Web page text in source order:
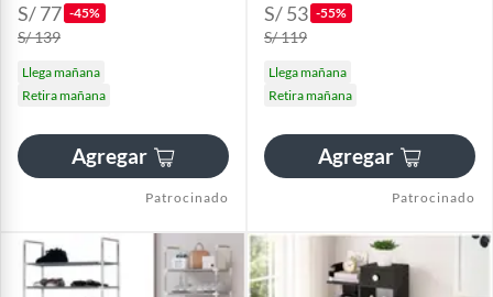
S/ 77 -45%
S/ 139
Llega mañana
Retira mañana
Agregar
Patrocinado
S/ 53 -55%
S/ 119
Llega mañana
Retira mañana
Agregar
Patrocinado